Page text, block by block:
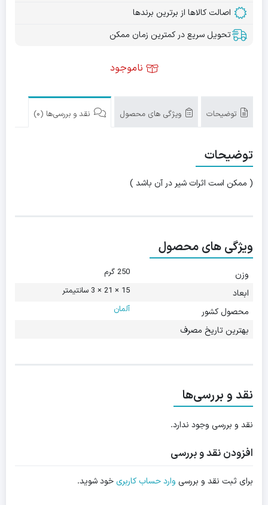
اصالت کالاها از برترین برندها
تحویل سریع در کمترین زمان ممکن
ناموجود
توضیحات ویژگی های محصول نقد و بررسی‌ها (0)
توضیحات
( ممکن است اثرات شیر در آن باشد )
ویژگی های محصول
وزن 250 گرم
ابعاد 15 × 21 × 3 سانتیمتر
محصول کشور آلمان
بهترین تاریخ مصرف
نقد و بررسی‌ها
نقد و بررسی وجود ندارد.
افزودن نقد و بررسی
برای ثبت نقد و بررسی وارد حساب کاربریخود شوید.